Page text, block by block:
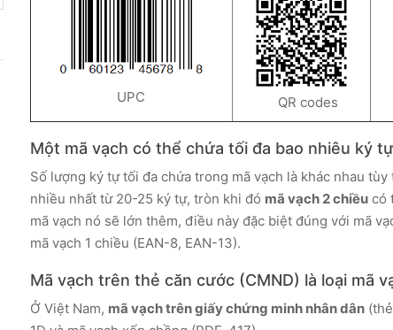
UPC QR codes
Một mã vạch có thể chứa tối đa bao nhiêu ký
Số lượng ký tự tối đa chứa trong mã vạch là khác nhau
nhiều nhất từ 20-25 ký tự, tròn khi đó mã vạch 2 chiềucó
mã vạch nó sẽ lớn thêm, điều này đặc biệt đúng với mã
mã vạch 1 chiều (EAN-8, EAN-13).
Mã vạch trên thẻ căn cước (CMND) là loại mã
Ở Việt Nam, mã vạch trên giấy chứng minh nhân dân(thẻ